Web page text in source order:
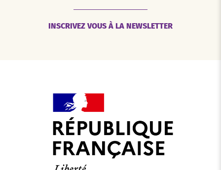
INSCRIVEZ VOUS À LA NEWSLETTER